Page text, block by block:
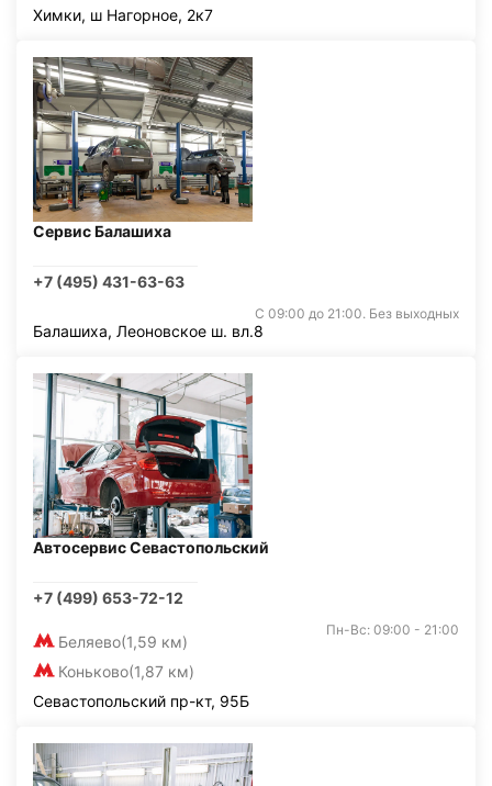
Химки, ш Нагорное, 2к7
Сервис Балашиха
+7 (495) 431-63-63
С 09:00 до 21:00. Без выходных
Балашиха, Леоновское ш. вл.8
Автосервис Севастопольский
+7 (499) 653-72-12
Беляево(1,59 км)
Коньково(1,87 км)
Пн-Вс: 09:00 - 21:00
Севастопольский пр-кт, 95Б